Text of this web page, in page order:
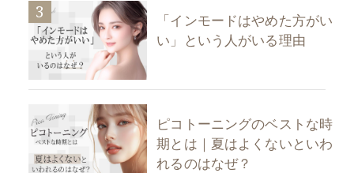
3
「インモードはやめた方がい
い」という人がいる理由
ピコトーニングのベストな時
期とは｜夏はよくないといわ
れるのはなぜ？